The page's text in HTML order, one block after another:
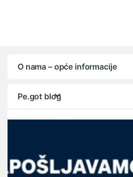
O nama – opće informacije
Pe.got blog